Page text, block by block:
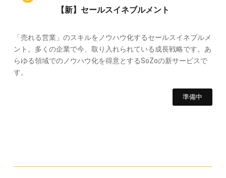
【新】セールスイネブルメント
「売れる営業」のスキルをノウハウ化するセールスイネブルメ
ント。多くの企業で今、取り入れられている成長戦略です。あ
らゆる領域でのノウハウ化を得意とするSoZoの新サービスで
す。
準備中